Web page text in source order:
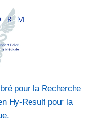
pour la Recherche
Hy-Result pour la